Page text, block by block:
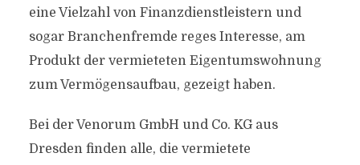
eine Vielzahl von Finanzdienstleistern und
sogar Branchenfremde reges Interesse, am
Produkt der vermieteten Eigentumswohnung
zum Vermögensaufbau, gezeigt haben.
Bei der Venorum GmbH und Co. KG aus
Dresden finden alle, die vermietete